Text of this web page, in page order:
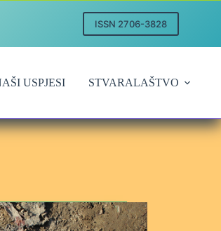
ISSN 2706-3828
USPJESI STVARALAŠTVO